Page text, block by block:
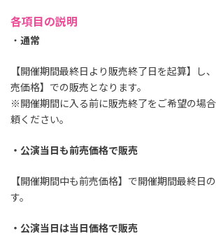
各項目の説明
・ 通常
【開催期間最終日より販売終了日を起算】し
売価格】での販売となります。
※開催期間に入る前に販売終了をご希望の場
頼ください。
・公演当日も前売価格で販売
【開催期間中も前売価格】で開催期間最終日
す。
・公演当日は当日価格で販売